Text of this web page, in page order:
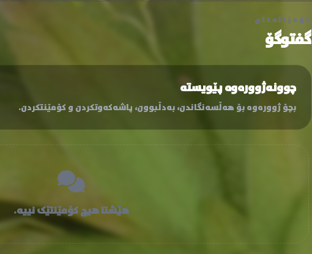
کۆمێنتەکان
گفتوگۆ
چوونەژوورەوە پێویستە
بچۆ ژوورەوە بۆ هەڵسەنگاندن، بەدڵبوون، پاشەکەوتکردن و کۆمێنتکردن.
هێشتا هیچ کۆمێنتێک نییە.